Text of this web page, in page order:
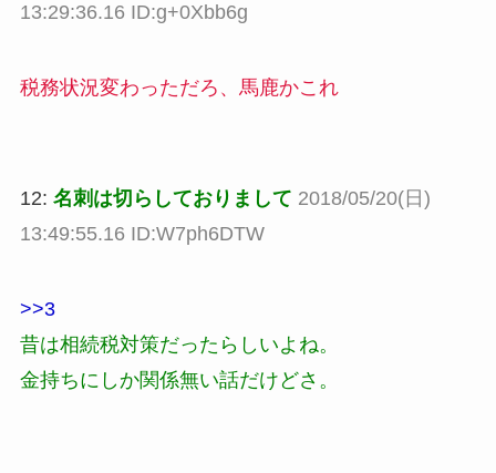
13:29:36.16 ID:g+0Xbb6g
税務状況変わっただろ、馬鹿かこれ
12: 名刺は切らしておりまして 2018/05/20(日)
13:49:55.16 ID:W7ph6DTW
>>3
昔は相続税対策だったらしいよね。
金持ちにしか関係無い話だけどさ。